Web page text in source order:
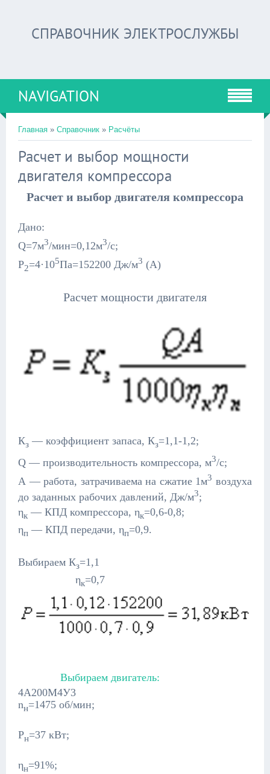
СПРАВОЧНИК ЭЛЕКТРОСЛУЖБЫ
NAVIGATION
Главная » Справочник » Расчёты
Расчет и выбор мощности
двигателя компрессора
Расчет и выбор двигателя компрессора
Дано:
Q=7м3/мин=0,12м3/с;
Р2=4·105Па=152200 Дж/м3 (А)
Расчет мощности двигателя
Кз­ — коэффициент запаса, Кз=1,1-1,2;
Q — производительность компрессора, м3/с;
А — работа, затрачиваема на сжатие 1м3 воздуха
до заданных рабочих давлений, Дж/м3;
ηк — КПД компрессора, ηк=0,6-0,8;
ηп — КПД передачи, ηп=0,9.
Выбираем Кз=1,1
ηк=0,7
Выбираем двигатель:
4А200М4У3
nн=1475 об/мин;
Рн=37 кВт;
ηн=91%;